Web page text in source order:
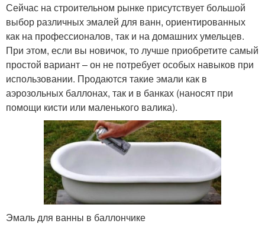
Сейчас на строительном рынке присутствует большой
выбор различных эмалей для ванн, ориентированных
как на профессионалов, так и на домашних умельцев.
При этом, если вы новичок, то лучше приобретите самый
простой вариант – он не потребует особых навыков при
использовании. Продаются такие эмали как в
аэрозольных баллонах, так и в банках (наносят при
помощи кисти или маленького валика).
Эмаль для ванны в баллончике